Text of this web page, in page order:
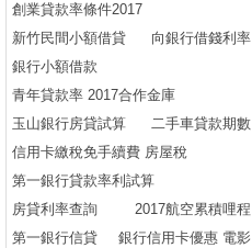
創業貸款率條件2017
新竹民間小額借貸
向銀行借錢利率
銀行小額借款
青年貸款率 2017合作金庫
玉山銀行房貸試算
二手車貸款期數
信用卡繳稅免手續費 房屋稅
第一銀行貸款率利試算
房貸利率查詢
2017航空累積哩程
第一銀行信貸
銀行信用卡優惠 電影